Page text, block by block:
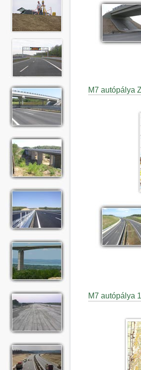
M7 autópálya
M7 autópálya